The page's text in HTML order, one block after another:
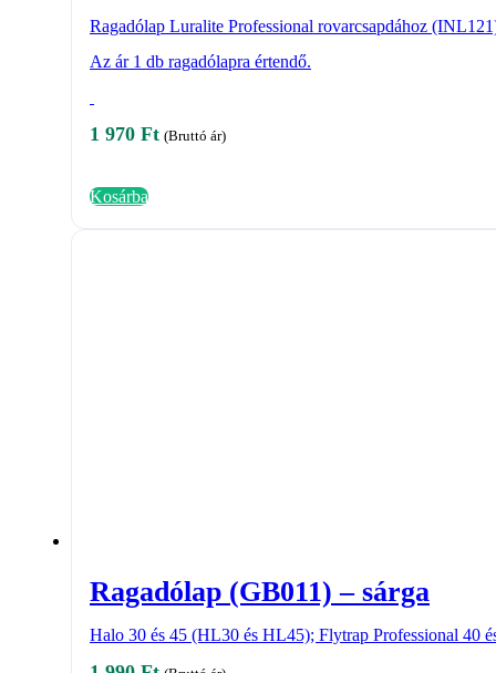
Ragadólap Luralite Professional rovarcsapdához
Az ár 1 db ragadólapra értendő.
1 970 Ft (Bruttó ár)
Kosárba
Ragadólap (GB011) – sárga
Halo 30 és 45 (HL30 és HL45); Flytrap Professional 40